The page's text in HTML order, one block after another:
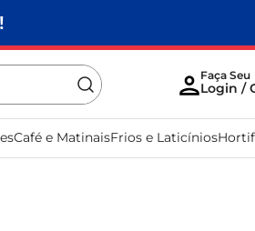
Café e MatinaisFrios e Laticínios